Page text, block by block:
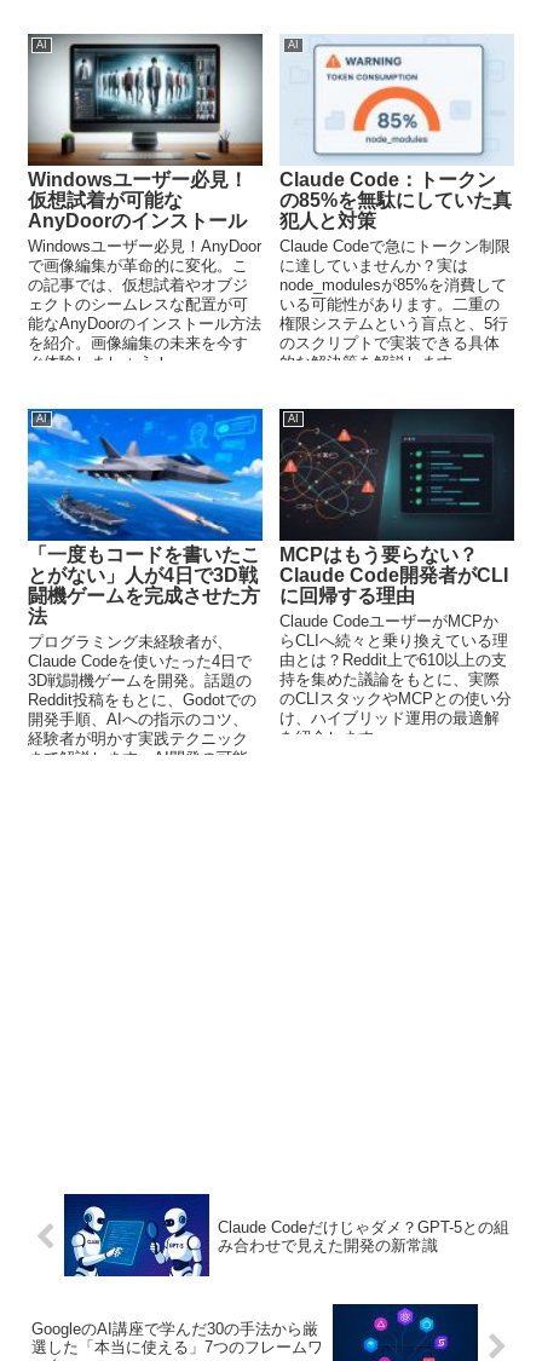
AI
Windowsユーザー必見！
仮想試着が可能な
AnyDoorのインストール
Windowsユーザー必見！AnyDoor
で画像編集が革命的に変化。こ
の記事では、仮想試着やオブジ
ェクトのシームレスな配置が可
能なAnyDoorのインストール方法
を紹介。画像編集の未来を今す
ぐ体験しましょう！
AI
Claude Code：トークン
の85%を無駄にしていた真
犯人と対策
Claude Codeで急にトークン制限
に達していませんか？実は
node_modulesが85%を消費して
いる可能性があります。二重の
権限システムという盲点と、5行
のスクリプトで実装できる具体
的な解決策を解説します。
AI
「一度もコードを書いたこ
とがない」人が4日で3D戦
闘機ゲームを完成させた方
法
プログラミング未経験者が、
Claude Codeを使いたった4日で
3D戦闘機ゲームを開発。話題の
Reddit投稿をもとに、Godotでの
開発手順、AIへの指示のコツ、
経験者が明かす実践テクニック
まで解説します。AI開発の可能
AI
MCPはもう要らない？
Claude Code開発者がCLI
に回帰する理由
Claude CodeユーザーがMCPか
らCLIへ続々と乗り換えている理
由とは？Reddit上で610以上の支
持を集めた議論をもとに、実際
のCLIスタックやMCPとの使い分
け、ハイブリッド運用の最適解
を紹介します。
Claude Codeだけじゃダメ？GPT-5との組
み合わせで見えた開発の新常識
GoogleのAI講座で学んだ30の手法から厳
選した「本当に使える」7つのフレームワ